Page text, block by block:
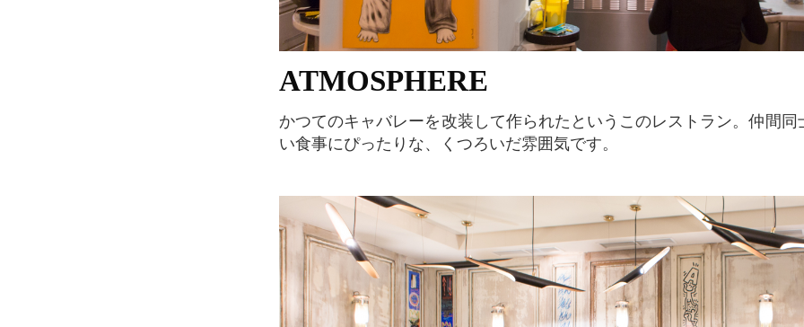
ATMOSPHERE
かつてのキャバレーを改装して作られたというこのレストラン。仲間同士での気の置けな
い食事にぴったりな、くつろいだ雰囲気です。